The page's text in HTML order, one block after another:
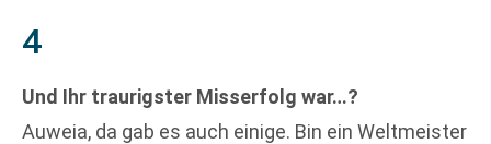
4
Und Ihr traurigster Misserfolg war…?
Auweia, da gab es auch einige. Bin ein Weltmeister